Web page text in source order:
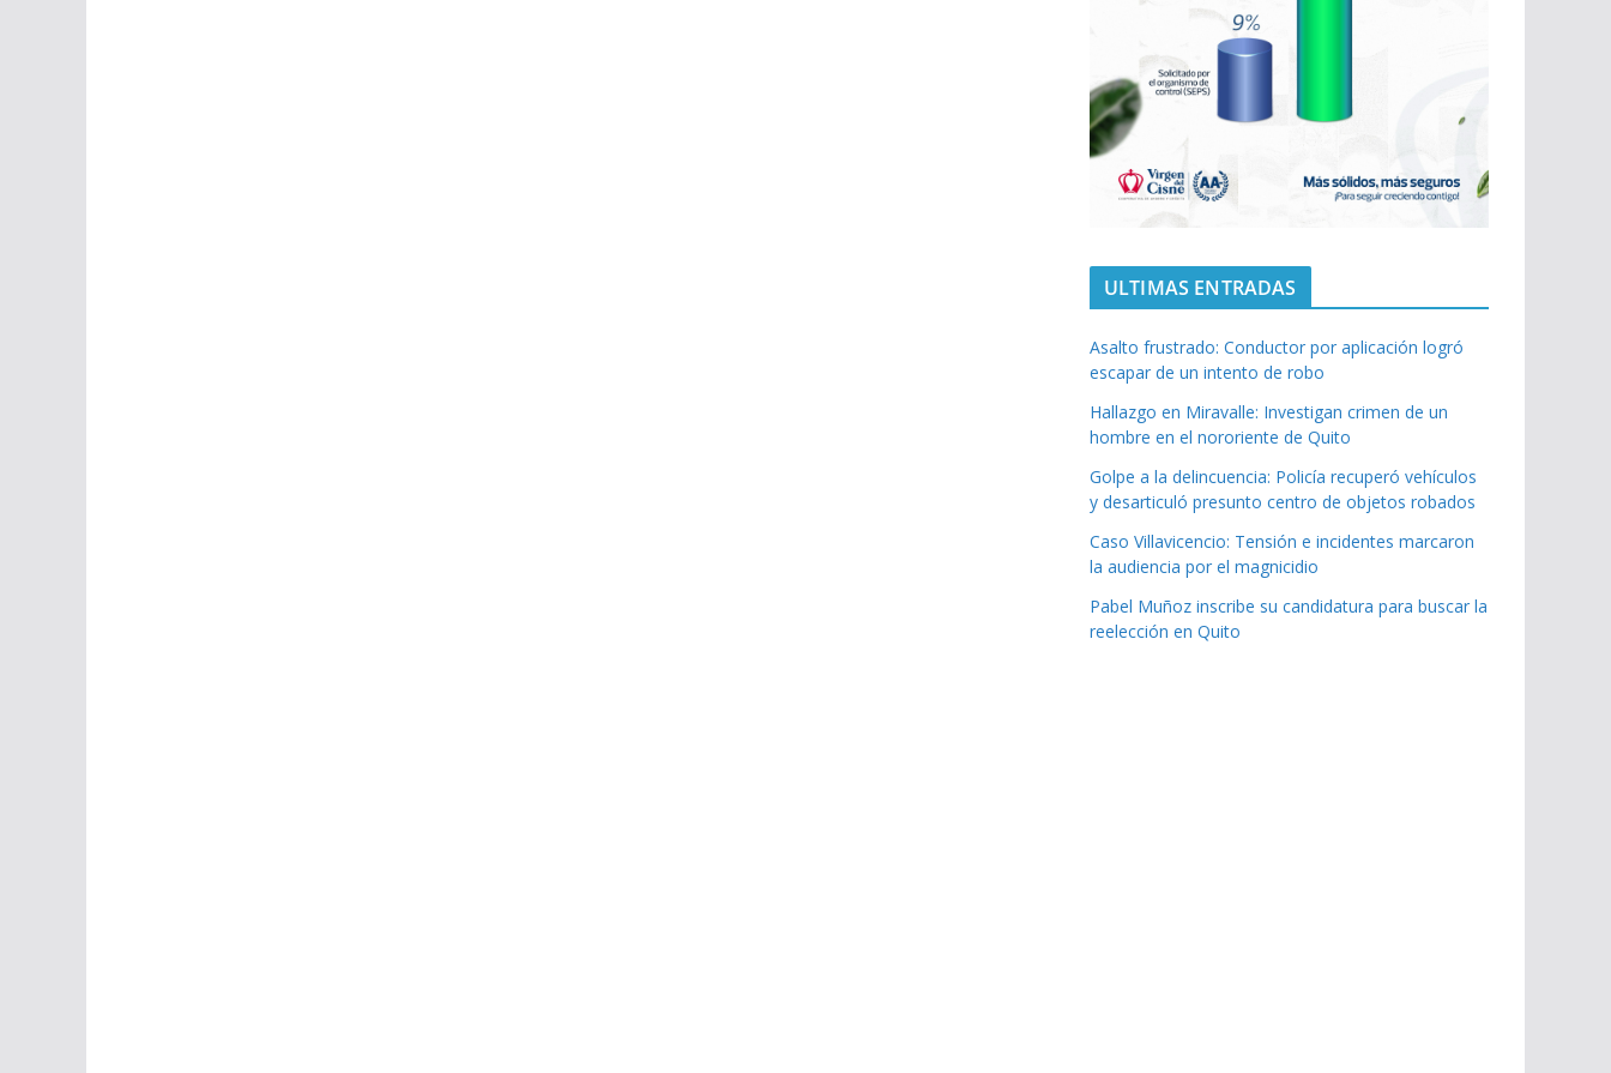
ULTIMAS ENTRADAS
Asalto frustrado: Conductor por aplicación logró
escapar de un intento de robo
Hallazgo en Miravalle: Investigan crimen de un
hombre en el nororiente de Quito
Golpe a la delincuencia: Policía recuperó vehículos
y desarticuló presunto centro de objetos robados
Caso Villavicencio: Tensión e incidentes marcaron
la audiencia por el magnicidio
Pabel Muñoz inscribe su candidatura para buscar la
reelección en Quito